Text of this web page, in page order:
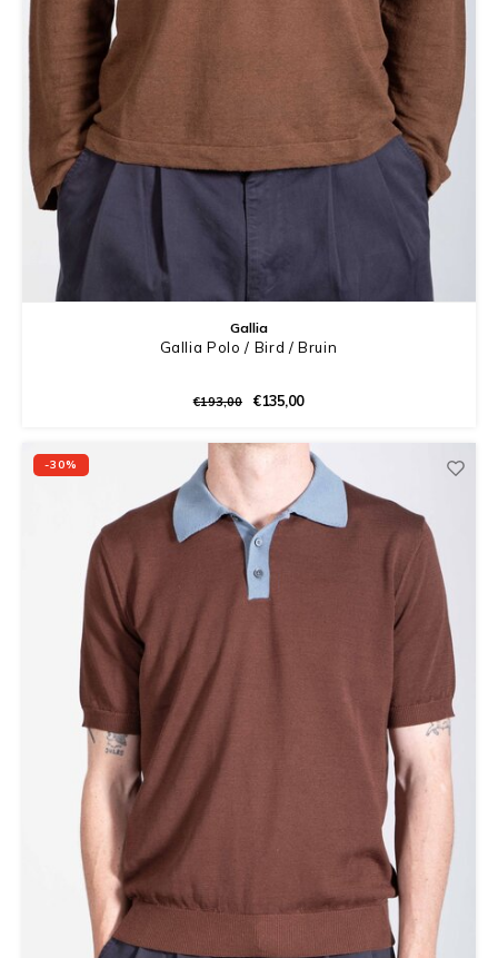
Gallia
Gallia Polo / Bird / Bruin
€193,00 €135,00
-30%